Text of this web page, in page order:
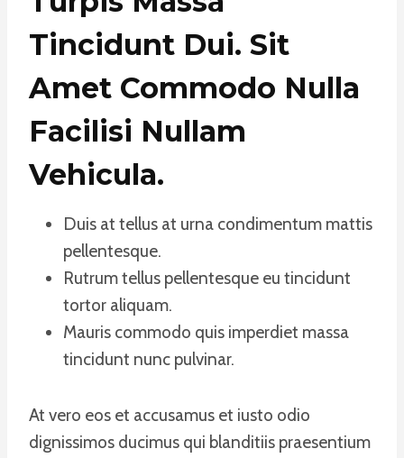
Tincidunt Dui. Sit
Amet Commodo Nulla
Facilisi Nullam
Vehicula.
Duis at tellus at urna condimentum mattis
pellentesque.
Rutrum tellus pellentesque eu tincidunt
tortor aliquam.
Mauris commodo quis imperdiet massa
tincidunt nunc pulvinar.
At vero eos et accusamus et iusto odio
dignissimos ducimus qui blanditiis praesentium